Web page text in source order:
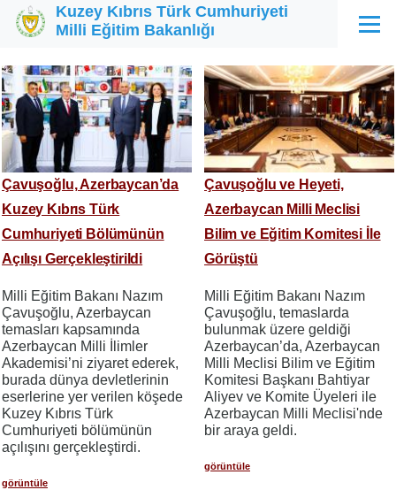
Ana içeriğe atla
Kuzey Kıbrıs Türk Cumhuriyeti
Milli Eğitim Bakanlığı
Menü
Çavuşoğlu, Azerbaycan’da
Kuzey Kıbrıs Türk
Cumhuriyeti Bölümünün
Açılışı Gerçekleştirildi
Milli Eğitim Bakanı Nazım
Çavuşoğlu, Azerbaycan
temasları kapsamında
Azerbaycan Milli İlimler
Akademisi’ni ziyaret ederek,
burada dünya devletlerinin
eserlerine yer verilen köşede
Kuzey Kıbrıs Türk
Cumhuriyeti bölümünün
açılışını gerçekleştirdi.
görüntüle
Çavuşoğlu ve Heyeti,
Azerbaycan Milli Meclisi
Bilim ve Eğitim Komitesi İle
Görüştü
Milli Eğitim Bakanı Nazım
Çavuşoğlu, temaslarda
bulunmak üzere geldiği
Azerbaycan’da, Azerbaycan
Milli Meclisi Bilim ve Eğitim
Komitesi Başkanı Bahtiyar
Aliyev ve Komite Üyeleri ile
Azerbaycan Milli Meclisi'nde
bir araya geldi.
görüntüle